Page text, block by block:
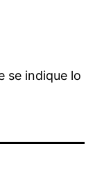
se indique lo